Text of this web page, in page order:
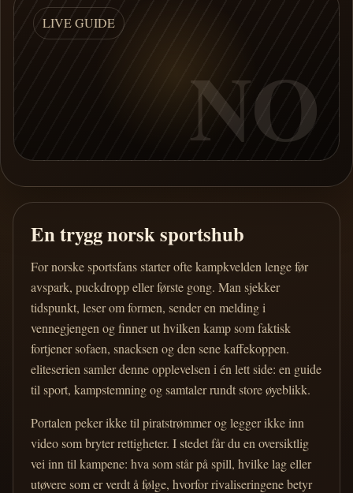
LIVE GUIDE
NO
En trygg norsk sportshub
For norske sportsfans starter ofte kampkvelden lenge før
avspark, puckdropp eller første gong. Man sjekker
tidspunkt, leser om formen, sender en melding i
vennegjengen og finner ut hvilken kamp som faktisk
fortjener sofaen, snacksen og den sene kaffekoppen.
eliteserien samler denne opplevelsen i én lett side: en guide
til sport, kampstemning og samtaler rundt store øyeblikk.
Portalen peker ikke til piratstrømmer og legger ikke inn
video som bryter rettigheter. I stedet får du en oversiktlig
vei inn til kampene: hva som står på spill, hvilke lag eller
utøvere som er verdt å følge, hvorfor rivaliseringene betyr